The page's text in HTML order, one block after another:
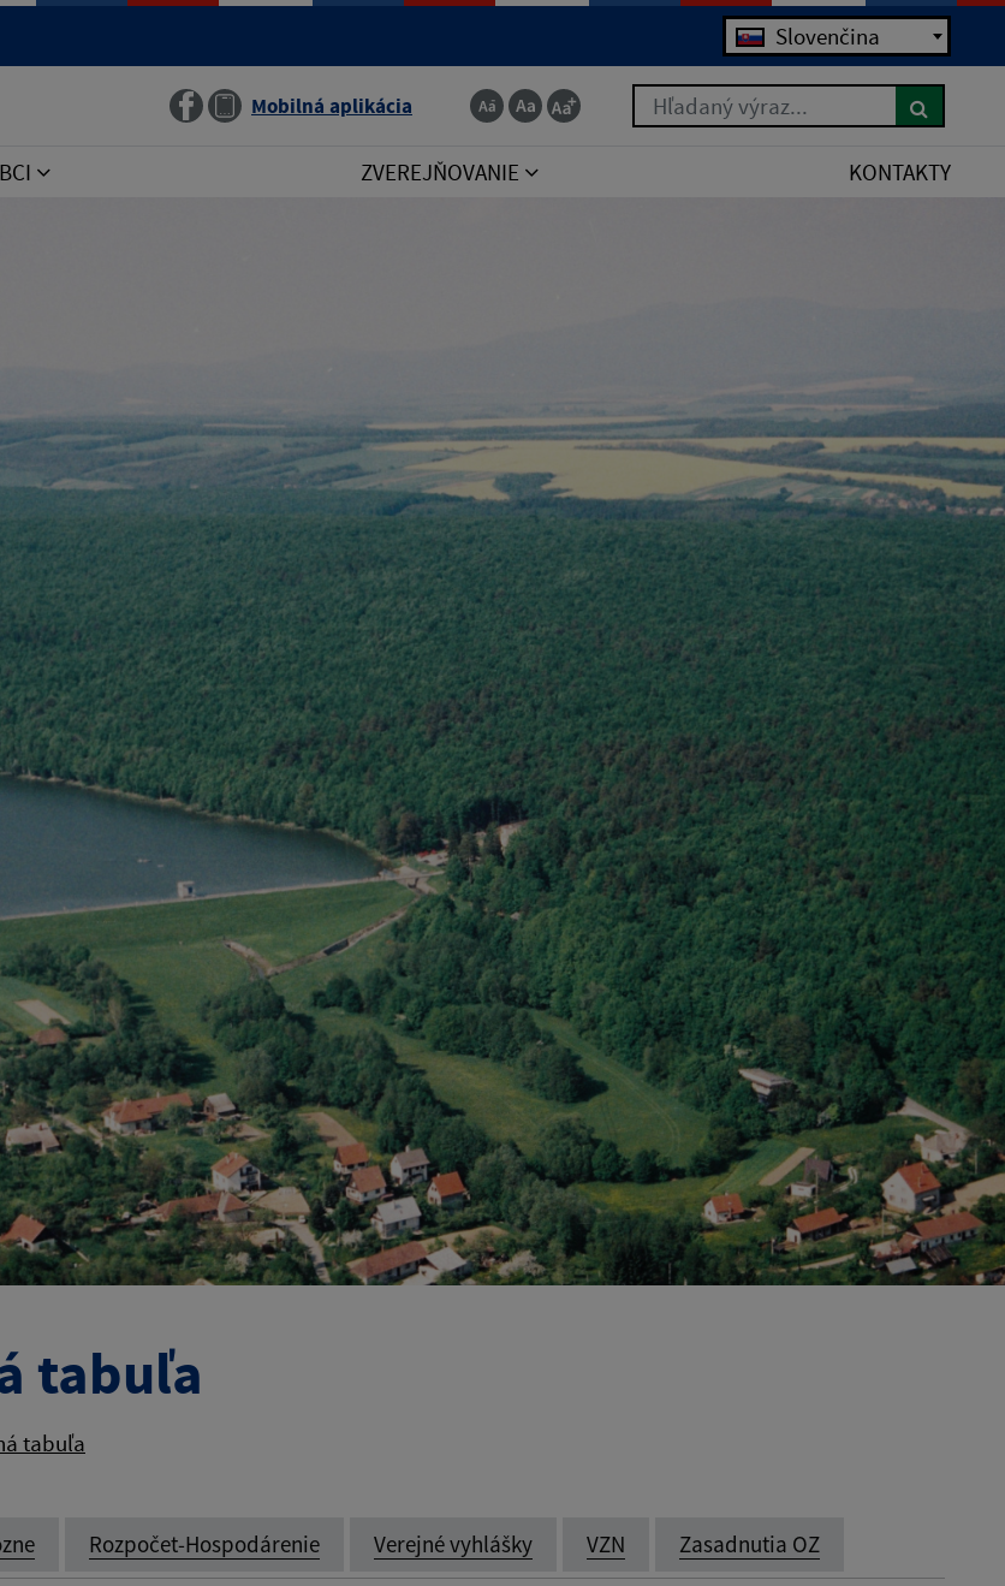
Slovenčina
Mobilná aplikácia Hľadaný výraz...
ZVEREJŇOVANIE KONTAKTY
tabuľa
tabuľa
Rozpočet-Hospodárenie Verejné vyhlášky VZN Zasadnutia OZ